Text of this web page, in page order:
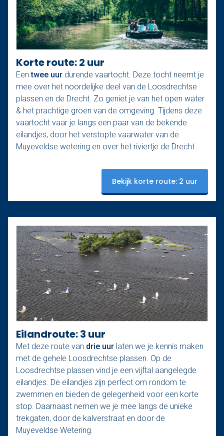
Korte route: 2 uur
Eentwee uur durende vaartocht. Deze tocht neemt je
mee over het noordelijke deel van de Loosdrechtse
plassen en de Drecht. Zo geniet je van het open water
& het prachtige groen van de omgeving. Tijdens deze
vaartocht vaar je langs een paar van de bekende
eilandjes, door het verstopte vaarwater van de
Muyeveldse wetering en over het riviertje de Drecht.
Bekijk korte route: 2 uur
Eilandroute: 3 uur
Met deze route van drie uur laten we je kennis maken
met de gehele Loosdrechtse plassen. Op de
Loosdrechtse plassen vind je een vijftal aangelegde
eilandjes. De eilandjes zijn perfect om rondom te
zwemmen en bieden de gelegenheid voor een korte
stop. Daarnaast nemen we je mee langs de unieke
trekgaten, door de kalverstraat en door de
Muyeveldse Wetering.